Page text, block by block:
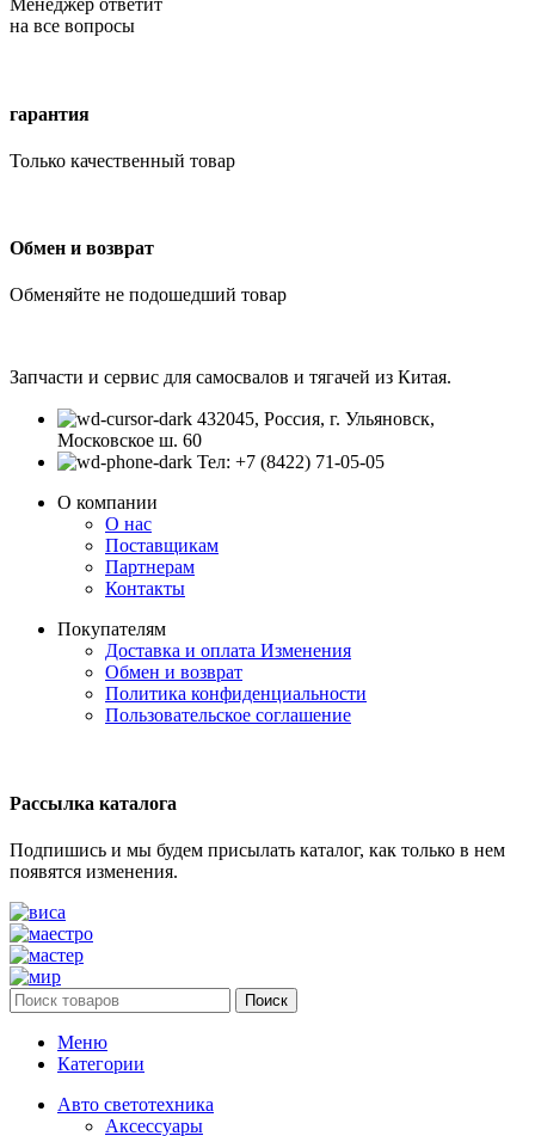
Менеджер ответит
на все вопросы
гарантия
Только качественный товар
Обмен и возврат
Обменяйте не подошедший товар
Запчасти и сервис для самосвалов и тягачей из Китая.
432045, Россия, г. Ульяновск,
Московское ш. 60
Тел: +7 (8422) 71-05-05
О компании
О нас
Поставщикам
Партнерам
Контакты
Покупателям
Доставка и оплата Изменения
Обмен и возврат
Политика конфиденциальности
Пользовательское соглашение
Рассылка каталога
Подпишись и мы будем присылать каталог, как только в нем
появятся изменения.
Поиск
Меню
Категории
Авто светотехника
Аксессуары